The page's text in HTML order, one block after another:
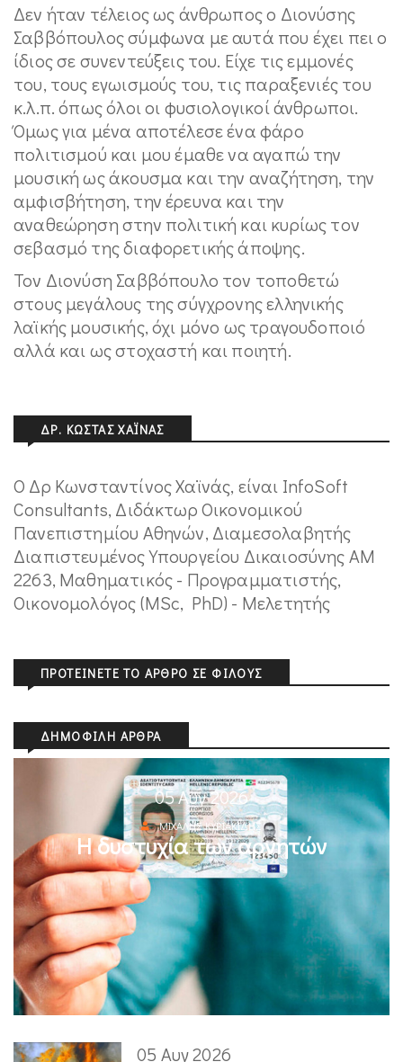
Δεν ήταν τέλειος ως άνθρωπος ο Διονύσης
Σαββόπουλος σύμφωνα με αυτά που έχει πει ο
ίδιος σε συνεντεύξεις του. Είχε τις εμμονές
του, τους εγωισμούς του, τις παραξενιές του
κ.λ.π. όπως όλοι οι φυσιολογικοί άνθρωποι.
Όμως για μένα αποτέλεσε ένα φάρο
πολιτισμού και μου έμαθε να αγαπώ την
μουσική ως άκουσμα και την αναζήτηση, την
αμφισβήτηση, την έρευνα και την
αναθεώρηση στην πολιτική και κυρίως τον
σεβασμό της διαφορετικής άποψης.
Τον Διονύση Σαββόπουλο τον τοποθετώ
στους μεγάλους της σύγχρονης ελληνικής
λαϊκής μουσικής, όχι μόνο ως τραγουδοποιό
αλλά και ως στοχαστή και ποιητή.
ΔΡ. ΚΏΣΤΑΣ ΧΑΪΝΆΣ
Ο Δρ Κωνσταντίνος Χαϊνάς, είναι InfoSoft
Consultants, Διδάκτωρ Οικονομικού
Πανεπιστημίου Αθηνών, Διαμεσολαβητής
Διαπιστευμένος Υπουργείου Δικαιοσύνης ΑΜ
2263, Μαθηματικός - Προγραμματιστής,
Οικονομολόγος (MSc, PhD) - Μελετητής
ΠΡΟΤΕΊΝΕΤΕ ΤΟ ΆΡΘΡΟ ΣΕ ΦΊΛΟΥΣ
ΔΗΜΟΦΙΛΉ ΆΡΘΡΑ
05 Αυγ 2026
ΜΙΧΆΛΗΣ ΚΥΡΙΑΚΊΔΗΣ
Η δυστυχία των αρνητών
05 Αυγ 2026